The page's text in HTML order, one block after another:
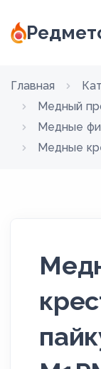
Главная
Медный
Медные
Медные